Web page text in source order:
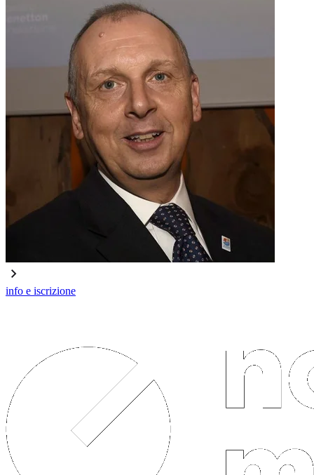
info e iscrizione